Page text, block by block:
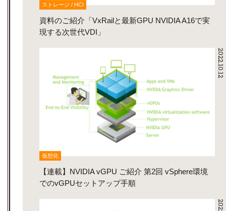
ストレージ / HCI
資料のご紹介「VxRailと最新GPU NVIDIA A16で実
現する次世代VDI」
2022.10.12
仮想化
【連載】NVIDIA vGPU ご紹介 第2回 vSphere環境
でのvGPUセットアップ手順